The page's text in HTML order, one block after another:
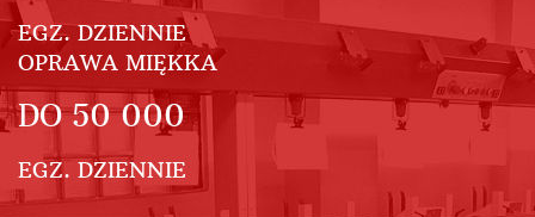
EGZ. DZIENNIE
OPRAWA MIĘKKA
DO50 000
EGZ. DZIENNIE